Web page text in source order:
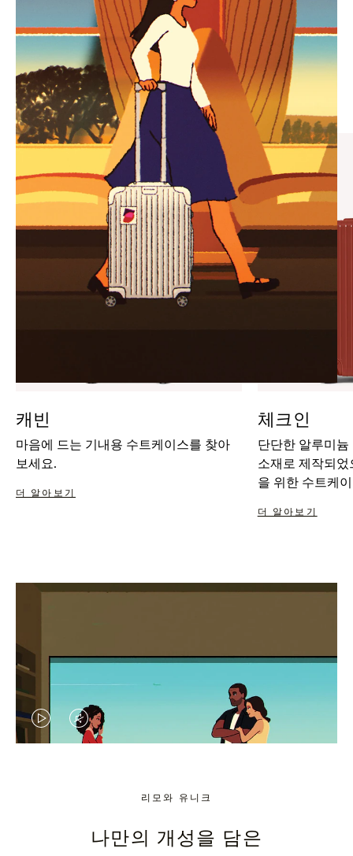
PLAYED,
PLEASE
PRESS
TO
PAUSE
IT
MUTED,
PLEASE
PRESS
TO
UNMUTE
IT
엄선된 기프트 셀렉션
모든 여정의 완벽한 동반자 찾
기
캐빈
마음에 드는 기내용 수트케이스를 찾아
보세요.
더 알아보기
체크인
단단한 알루미
소재로 제작되
을 위한 수트케
더 알아보기
VIDEO
PRESS
VIDEO
MUTED,
PRESS
리모와 유니크
나만의 개성을 담은